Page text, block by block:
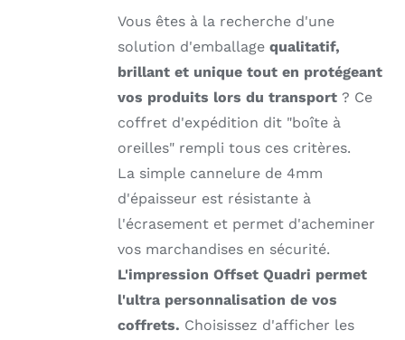
Vous êtes à la recherche d'une
solution d'emballagequalitatif,
brillant et unique tout en protégeant
vos produits lors du transport ? Ce
coffret d'expédition dit "boîte à
oreilles" rempli tous ces critères.
La simple cannelure de 4mm
d'épaisseur est résistante à
l'écrasement et permet d'acheminer
vos marchandises en sécurité.
L'impression Offset Quadri permet
l'ultra personnalisation de vos
coffrets. Choisissez d'afficher les